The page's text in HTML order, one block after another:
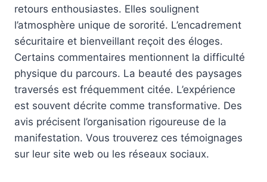
retours enthousiastes. Elles soulignent
l’atmosphère unique de sororité. L’encadrement
sécuritaire et bienveillant reçoit des éloges.
Certains commentaires mentionnent la difficulté
physique du parcours. La beauté des paysages
traversés est fréquemment citée. L’expérience
est souvent décrite comme transformative. Des
avis précisent l’organisation rigoureuse de la
manifestation. Vous trouverez ces témoignages
sur leur site web ou les réseaux sociaux.